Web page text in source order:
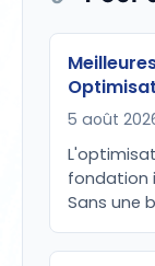
5 août
fondation
Sans une